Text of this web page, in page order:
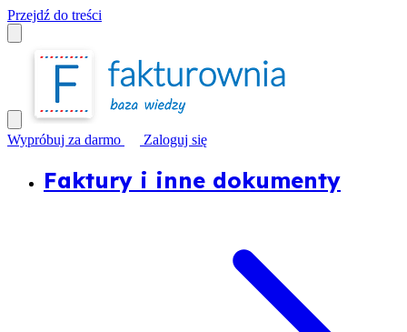
Przejdź do treści
Wypróbuj za darmo Zaloguj się
Faktury i inne dokumenty